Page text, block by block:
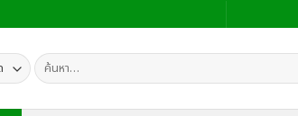
ค้นหา: